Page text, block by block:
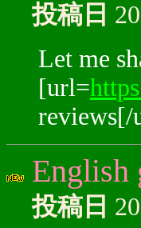
投稿日
Let me
[url=
reviews[/
English
投稿日